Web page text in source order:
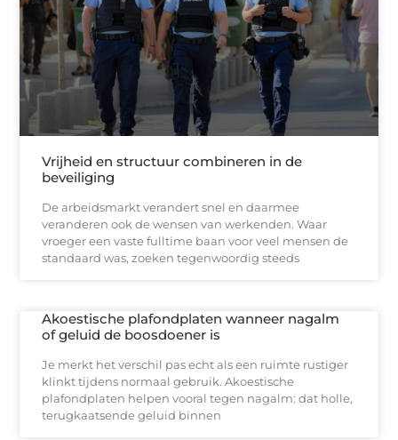
Vrijheid en structuur combineren in de
beveiliging
De arbeidsmarkt verandert snel en daarmee
veranderen ook de wensen van werkenden. Waar
vroeger een vaste fulltime baan voor veel mensen de
standaard was, zoeken tegenwoordig steeds
Akoestische plafondplaten wanneer nagalm
of geluid de boosdoener is
Je merkt het verschil pas echt als een ruimte rustiger
klinkt tijdens normaal gebruik. Akoestische
plafondplaten helpen vooral tegen nagalm: dat holle,
terugkaatsende geluid binnen